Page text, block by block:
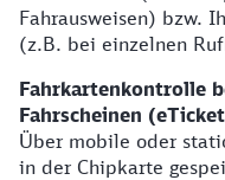
Fahrausweisen) bzw.
(z.B. bei einzelnen
Fahrkartenkontrolle
Fahrscheinen
Über mobile oder
in der Chipkarte